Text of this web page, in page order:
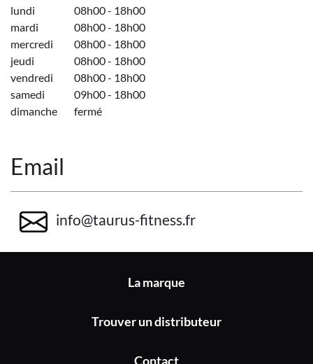
lundi
08h00 - 18h00
mardi
08h00 - 18h00
mercredi
08h00 - 18h00
jeudi
08h00 - 18h00
vendredi
08h00 - 18h00
samedi
09h00 - 18h00
dimanche
fermé
Email
info@taurus-fitness.fr
La marque
Trouver un distributeur
Contact